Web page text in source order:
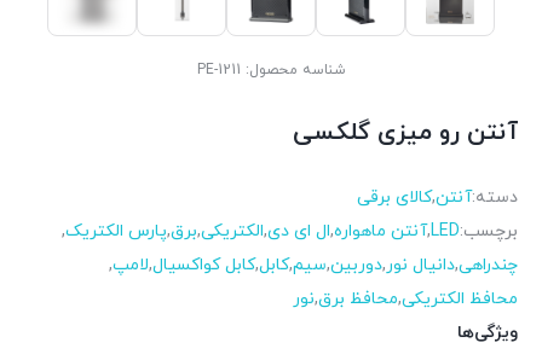
شناسه محصول: PE-1211
آنتن رو میزی گلکسی
دسته:آنتن,کالای برقی
برچسب:LED
,آنتن ماهواره,ال ای دی,الکتریکی,برق,پارس الکتریک,
چندراهی,دانیال نور,دوربین,سیم,کابل,کابل کواکسیال,لامپ,
محافظ الکتریکی,محافظ برق,نور
ویژگی‌ها